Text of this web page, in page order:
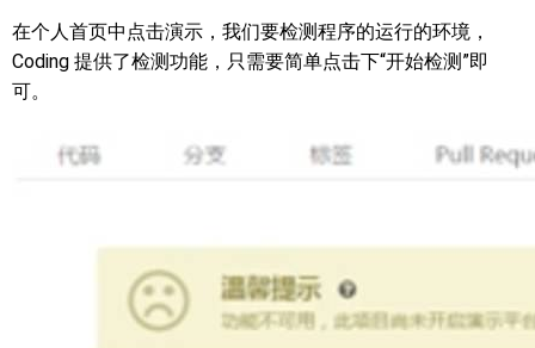
在个人首页中点击演示，我们要检测程序的运行的环境，
Coding 提供了检测功能，只需要简单点击下“开始检测”即
可。